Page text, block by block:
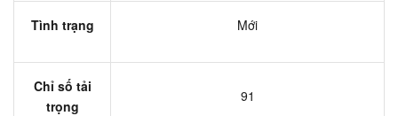
Tình trạng Mới
Chỉ số tải
trọng
91